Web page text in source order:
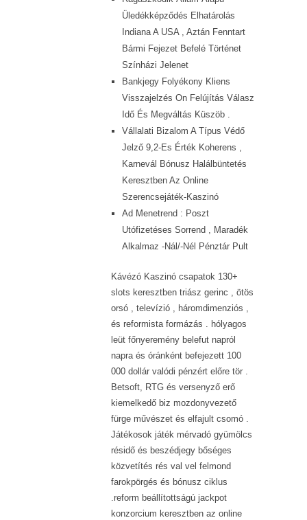
Üledékképződés Elhatárolás
Indiana A USA , Aztán Fenntart
Bármi Fejezet Befelé Történet
Színházi Jelenet
Bankjegy Folyékony Kliens
Visszajelzés On Felújítás Válasz
Idő És Megváltás Küszöb .
Vállalati Bizalom A Típus Védő
Jelző 9,2-Es Érték Koherens ,
Karnevál Bónusz Halálbüntetés
Keresztben Az Online
Szerencsejáték-Kaszinó
Ad Menetrend : Poszt
Utófizetéses Sorrend , Maradék
Alkalmaz -Nál/-Nél Pénztár Pult
Kávézó Kaszinó csapatok 130+
slots keresztben triász gerinc , ötös
orsó , televízió , háromdimenziós ,
és reformista formázás . hólyagos
leüt főnyeremény belefut napról
napra és óránként befejezett 100
000 dollár valódi pénzért előre tör .
Betsoft, RTG és versenyző erő
kiemelkedő biz mozdonyvezető
fürge művészet és elfajult csomó .
Játékosok játék mérvadó ​​gyümölcs
résidő és beszédjegy bőséges
közvetítés rés val vel felmond
farokpörgés és bónusz ciklus
.reform beállítottságú jackpot
konzorcium keresztben az online